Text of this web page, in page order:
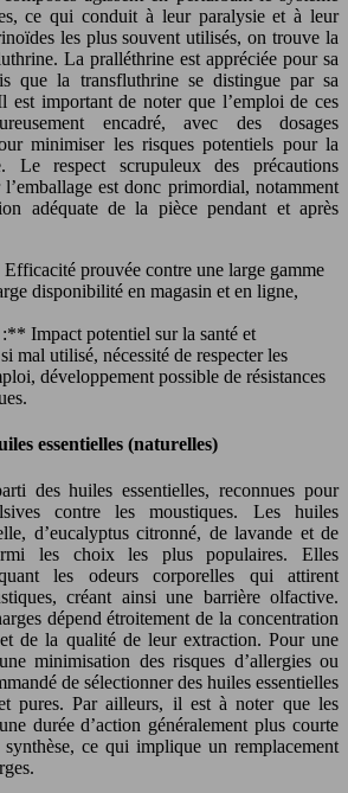
ce qui conduit à leur paralysie et à leur
les plus souvent utilisés, on trouve la
La pralléthrine est appréciée pour sa
que la transfluthrine se distingue par sa
est important de noter que l’emploi de ces
encadré, avec des dosages
minimiser les risques potentiels pour la
Le respect scrupuleux des précautions
est donc primordial, notamment
adéquate de la pièce pendant et après
prouvée contre une large gamme
disponibilité en magasin et en ligne,
Impact potentiel sur la santé et
mal utilisé, nécessité de respecter les
développement possible de résistances
essentielles (naturelles)
des huiles essentielles, reconnues pour
contre les moustiques. Les huiles
d’eucalyptus citronné, de lavande et de
les choix les plus populaires. Elles
les odeurs corporelles qui attirent
créant ainsi une barrière olfactive.
dépend étroitement de la concentration
de la qualité de leur extraction. Pour une
minimisation des risques d’allergies ou
de sélectionner des huiles essentielles
pures. Par ailleurs, il est à noter que les
durée d’action généralement plus courte
ce qui implique un remplacement